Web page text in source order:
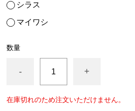
シラス
マイワシ
数量
- +
在庫切れのため注文いただけません。